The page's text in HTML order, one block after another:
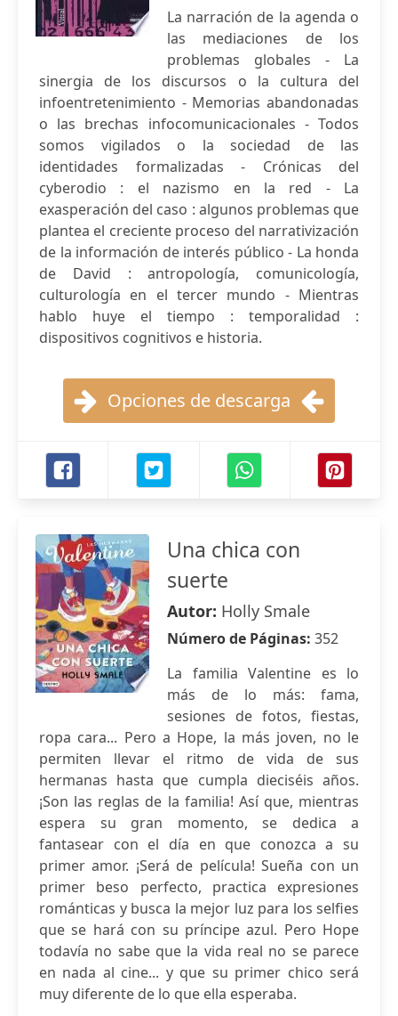
La narración de la agenda o
las mediaciones de los
problemas globales - La
sinergia de los discursos o la cultura del
infoentretenimiento - Memorias abandonadas
o las brechas infocomunicacionales - Todos
somos vigilados o la sociedad de las
identidades formalizadas - Crónicas del
cyberodio : el nazismo en la red - La
exasperación del caso : algunos problemas que
plantea el creciente proceso del narrativización
de la información de interés público - La honda
de David : antropología, comunicología,
culturología en el tercer mundo - Mientras
hablo huye el tiempo : temporalidad :
dispositivos cognitivos e historia.
Opciones de descarga
Una chica con
suerte
Autor: Holly Smale
Número de Páginas: 352
La familia Valentine es lo
más de lo más: fama,
sesiones de fotos, fiestas,
ropa cara... Pero a Hope, la más joven, no le
permiten llevar el ritmo de vida de sus
hermanas hasta que cumpla dieciséis años.
¡Son las reglas de la familia! Así que, mientras
espera su gran momento, se dedica a
fantasear con el día en que conozca a su
primer amor. ¡Será de película! Sueña con un
primer beso perfecto, practica expresiones
románticas y busca la mejor luz para los selfies
que se hará con su príncipe azul. Pero Hope
todavía no sabe que la vida real no se parece
en nada al cine... y que su primer chico será
muy diferente de lo que ella esperaba.